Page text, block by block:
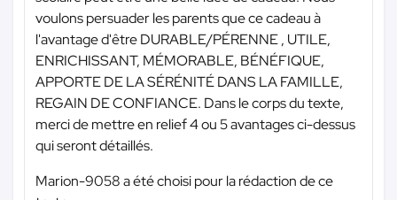
voulons persuader les parents que ce cadeau à
l'avantage d'être DURABLE/PÉRENNE , UTILE,
ENRICHISSANT, MÉMORABLE, BÉNÉFIQUE,
APPORTE DE LA SÉRÉNITÉ DANS LA FAMILLE,
REGAIN DE CONFIANCE. Dans le corps du texte,
merci de mettre en relief 4 ou 5 avantages ci-dessus
qui seront détaillés.
Marion-9058 a été choisi pour la rédaction de ce